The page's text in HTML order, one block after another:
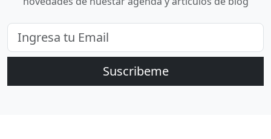
Suscribeme